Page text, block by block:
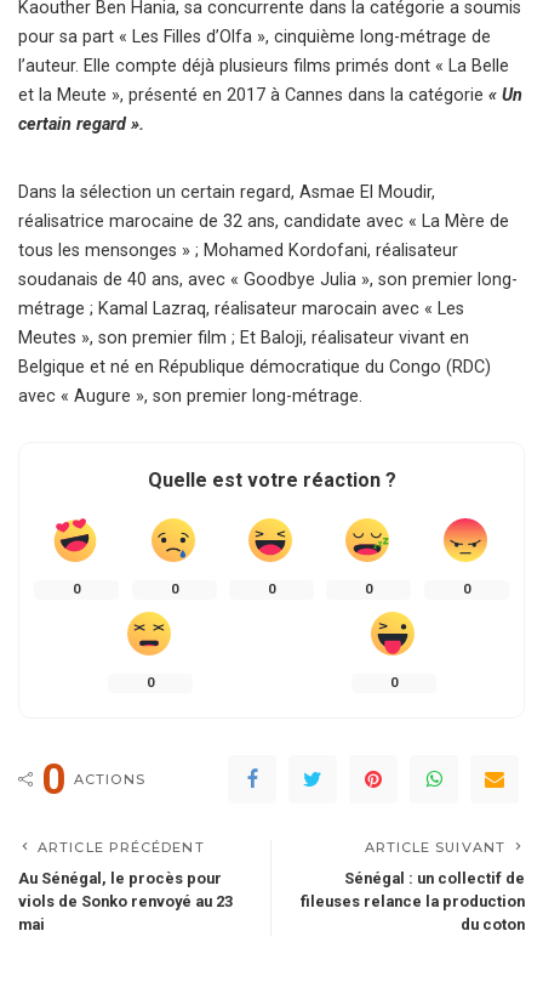
Kaouther Ben Hania, sa concurrente dans la catégorie a soumis
pour sa part « Les Filles d’Olfa », cinquième long-métrage de
l’auteur. Elle compte déjà plusieurs films primés dont « La Belle
et la Meute », présenté en 2017 à Cannes dans la catégorie « Un
certain regard ».
Dans la sélection un certain regard, Asmae El Moudir,
réalisatrice marocaine de 32 ans, candidate avec « La Mère de
tous les mensonges » ; Mohamed Kordofani, réalisateur
soudanais de 40 ans, avec « Goodbye Julia », son premier long-
métrage ; Kamal Lazraq, réalisateur marocain avec « Les
Meutes », son premier film ; Et Baloji, réalisateur vivant en
Belgique et né en République démocratique du Congo (RDC)
avec « Augure », son premier long-métrage.
Quelle est votre réaction ?
0 0 0 0 0
0 0
0 ACTIONS
ARTICLE PRÉCÉDENT
Au Sénégal, le procès pour
viols de Sonko renvoyé au 23
mai
ARTICLE SUIVANT
Sénégal : un collectif de
fileuses relance la production
du coton